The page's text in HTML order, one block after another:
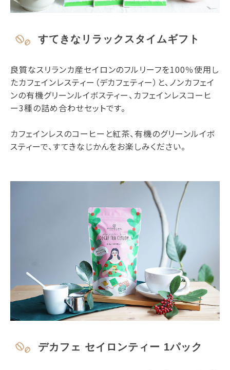
すてきなリラックスタイムギフト
良質なスリランカ産セイロンのフルリーフを100％使用し
たカフェインレスティー（デカフェティー）と、ノンカフェイ
ンの有機グリーンルイボスティー、カフェインレスコーヒ
ー3種の詰め合わせセットです。
カフェインレスのコーヒーと紅茶、有機のグリーンルイボ
スティーで、すてきなじかんをお楽しみください。
デカフェ セイロンティー 1パック